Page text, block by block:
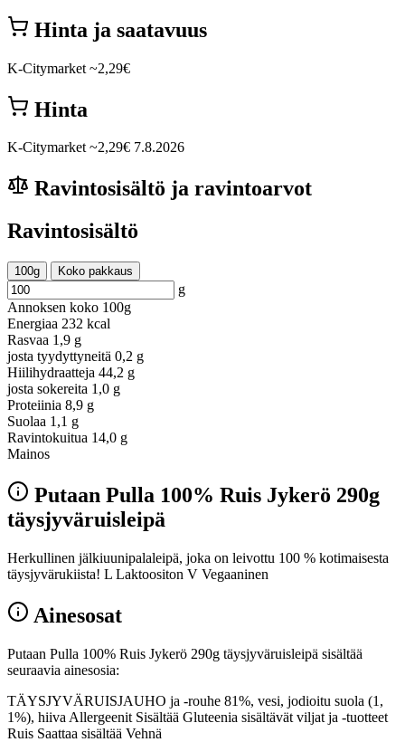
Hinta ja saatavuus
K-Citymarket ~2,29€
Hinta
K-Citymarket ~2,29€ 7.8.2026
Ravintosisältö ja ravintoarvot
Ravintosisältö
100g Koko pakkaus
g
Annoksen koko 100g
Energiaa 232 kcal
Rasvaa 1,9 g
josta tyydyttyneitä 0,2 g
Hiilihydraatteja 44,2 g
josta sokereita 1,0 g
Proteiinia 8,9 g
Suolaa 1,1 g
Ravintokuitua 14,0 g
Mainos
Putaan Pulla 100% Ruis Jykerö 290g
täysjyväruisleipä
Herkullinen jälkiuunipalaleipä, joka on leivottu 100 % kotimaisesta
täysjyvärukiista! L Laktoositon V Vegaaninen
Ainesosat
Putaan Pulla 100% Ruis Jykerö 290g täysjyväruisleipä sisältää
seuraavia ainesosia:
TÄYSJYVÄRUISJAUHO ja -rouhe 81%, vesi, jodioitu suola (1,
1%), hiiva Allergeenit Sisältää Gluteenia sisältävät viljat ja -tuotteet
Ruis Saattaa sisältää Vehnä